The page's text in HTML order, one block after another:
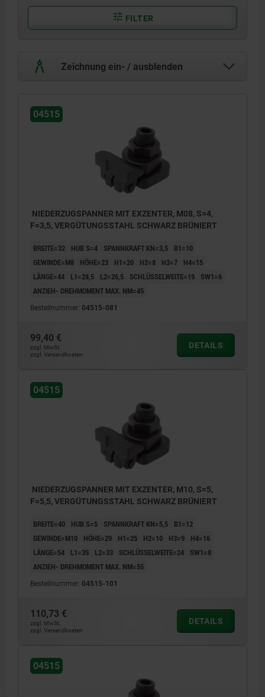
FILTER
Zeichnung ein- / ausblenden
1) Feststellschraube
2) Bundbuchse
04515
NIEDERZUGSPANNER MIT EXZENTER, M08, S=4,
F=3,5, VERGÜTUNGSSTAHL SCHWARZ BRÜNIERT
BREITE=32 HUB S=4 SPANNKRAFT KN=3,5
B1=10
GEWINDE=M8
HÖHE=23 H1=20 H2=8 H3=7
H4=15
LÄNGE=44
L1=28,5 L2=26,5 SCHLÜSSELWEITE=19
SW1=6
ANZIEH- DREHMOMENT MAX. NM=45
Bestellnummer: 04515-081
99,40 €
zzgl. MwSt.
zzgl. Versandkosten
DETAILS
04515
NIEDERZUGSPANNER MIT EXZENTER, M10, S=5,
F=5,5, VERGÜTUNGSSTAHL SCHWARZ BRÜNIERT
BREITE=40 HUB S=5 SPANNKRAFT KN=5,5
B1=12
GEWINDE=M10
HÖHE=29 H1=25 H2=10 H3=9
H4=16
LÄNGE=54
L1=35 L2=33 SCHLÜSSELWEITE=24
SW1=8
ANZIEH- DREHMOMENT MAX. NM=55
Bestellnummer: 04515-101
110,73 €
zzgl. MwSt.
zzgl. Versandkosten
DETAILS
04515